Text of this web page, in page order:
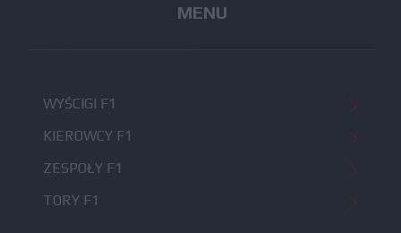
MENU
WYŚCIGI F1
KIEROWCY F1
ZESPOŁY F1
TORY F1